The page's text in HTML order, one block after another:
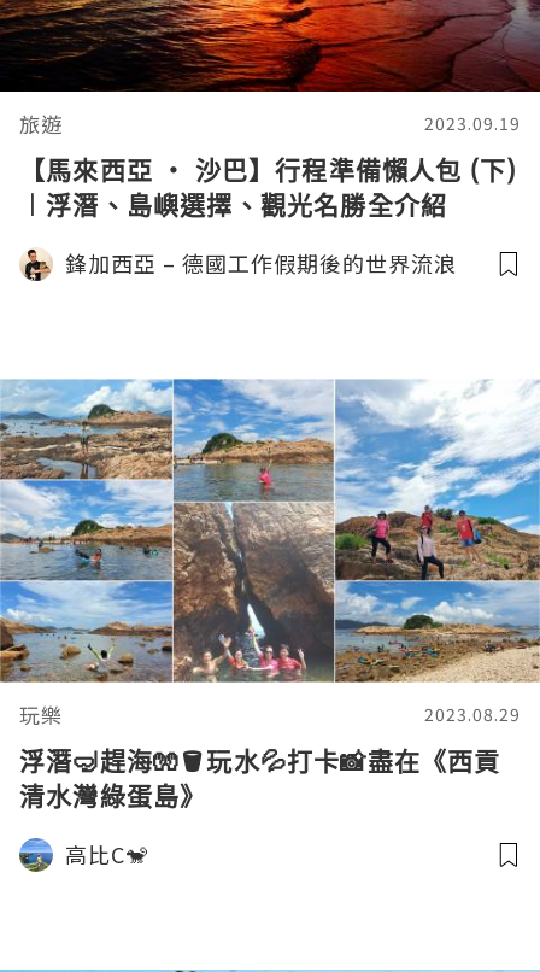
旅遊 2023.09.19
【馬來西亞 ‧ 沙巴】行程準備懶人包 (下)
︱浮潛、島嶼選擇、觀光名勝全介紹
鋒加西亞 – 德國工作假期後的世界流浪
玩樂 2023.08.29
浮潛🤿趕海🧤🪣玩水💦打卡📸盡在《西貢
清水灣綠蛋島》
高比C🐒